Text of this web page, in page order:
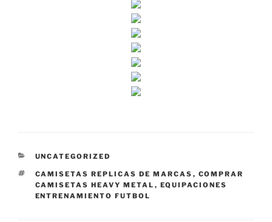
CATEGORÍAS
UNCATEGORIZED
ETIQUETAS
CAMISETAS REPLICAS DE MARCAS , COMPRAR
CAMISETAS HEAVY METAL , EQUIPACIONES
ENTRENAMIENTO FUTBOL